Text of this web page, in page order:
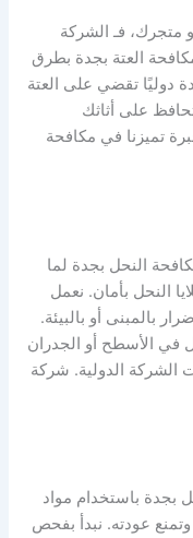
متجرك، فـ الشركة
العتة بجدة بطرق
دوليًا تقضي على العتة
على أثاثك
تميزنا في مكافحة
النحل بجدة لما
النحل بأمان. نعمل
بالمبنى أو بالبيئة.
في الأسطح أو الجدران
الشركة الدولية. شركة
بجدة باستخدام مواد
عودته. نبدأ بفحص